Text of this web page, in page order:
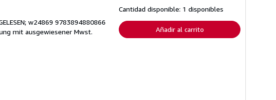
w24869 9783894880866
mit ausgewiesener Mwst.
tarifas
de
envío
Cantidad disponible: 1 disponibles
Añadir al carrito